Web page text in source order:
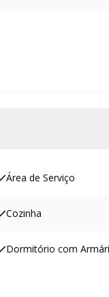
Área de Serviço
Cozinha
Dormitório com